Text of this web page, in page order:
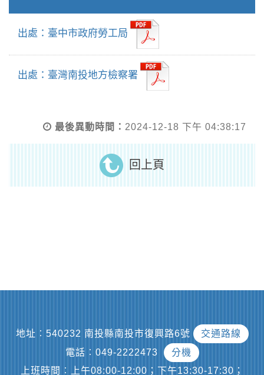
出處：臺中市政府勞工局
出處：臺灣南投地方檢察署
最後異動時間： 2024-12-18 下午 04:38:17
回上頁
地址︰540232 南投縣南投市復興路6號
交通路線
電話︰049-2222473
分機
上班時間︰上午08:00-12:00；下午13:30-17:30；